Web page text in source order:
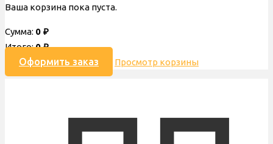
Ваша корзина пока пуста.
Сумма: 0 ₽
Итого:0₽
Оформить заказ Просмотр корзины